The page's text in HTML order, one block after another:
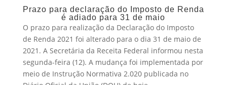
Prazo para declaração do Imposto de Renda
é adiado para 31 de maio
O prazo para realização da Declaração do Imposto
de Renda 2021 foi alterado para o dia 31 de maio de
2021. A Secretária da Receita Federal informou nesta
segunda-feira (12). A mudança foi implementada por
meio de Instrução Normativa 2.020 publicada no